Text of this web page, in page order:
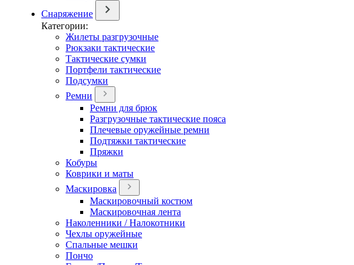
Снаряжение
Категории:
Жилеты разгрузочные
Рюкзаки тактические
Тактические сумки
Портфели тактические
Подсумки
Ремни
Ремни для брюк
Разгрузочные тактические пояса
Плечевые оружейные ремни
Подтяжки тактические
Пряжки
Кобуры
Коврики и маты
Маскировка
Маскировочный костюм
Маскировочная лента
Наколенники / Налокотники
Чехлы оружейные
Спальные мешки
Пончо